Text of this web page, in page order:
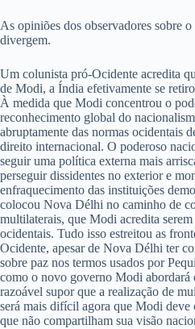
As opiniões dos observadores sobre
divergem.
Um colunista pró-Ocidente acredita
de Modi, a Índia efetivamente se
À medida que Modi concentrou o
reconhecimento global do
abruptamente das normas ocidentais
direito internacional. O poderoso
seguir uma política externa mais
perseguir dissidentes no exterior e
enfraquecimento das instituições
colocou Nova Délhi no caminho de
multilaterais, que Modi acredita
ocidentais. Tudo isso estreitou as
Ocidente, apesar de Nova Délhi ter
sobre paz nos termos usados por
como o novo governo Modi abordará
razoável supor que a realização de
será mais difícil agora que Modi deve
que não compartilham sua visão